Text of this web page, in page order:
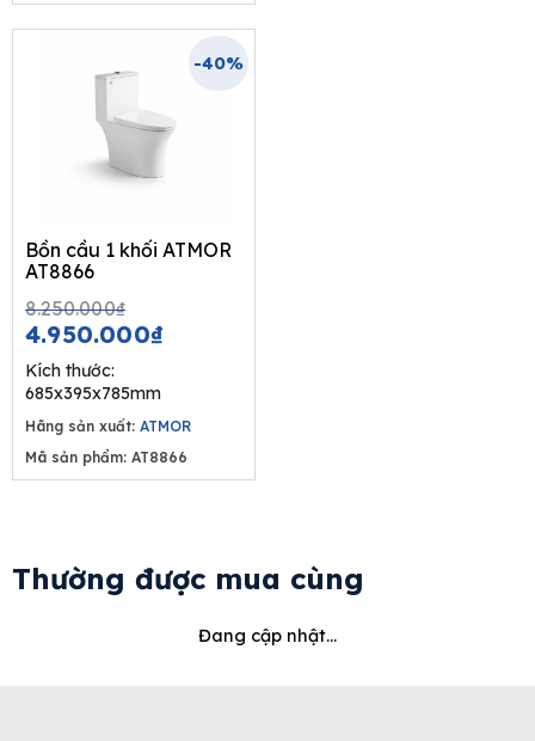
-40%
Bồn cầu 1 khối ATMOR
AT8866
8.250.000₫Original
price
8.250.000₫.
4.950.000₫price
Kích thước:
685x395x785mm
Hãng sản xuất: ATMOR
Mã sản phẩm: AT8866
Thường được mua cùng
Đang cập nhật...